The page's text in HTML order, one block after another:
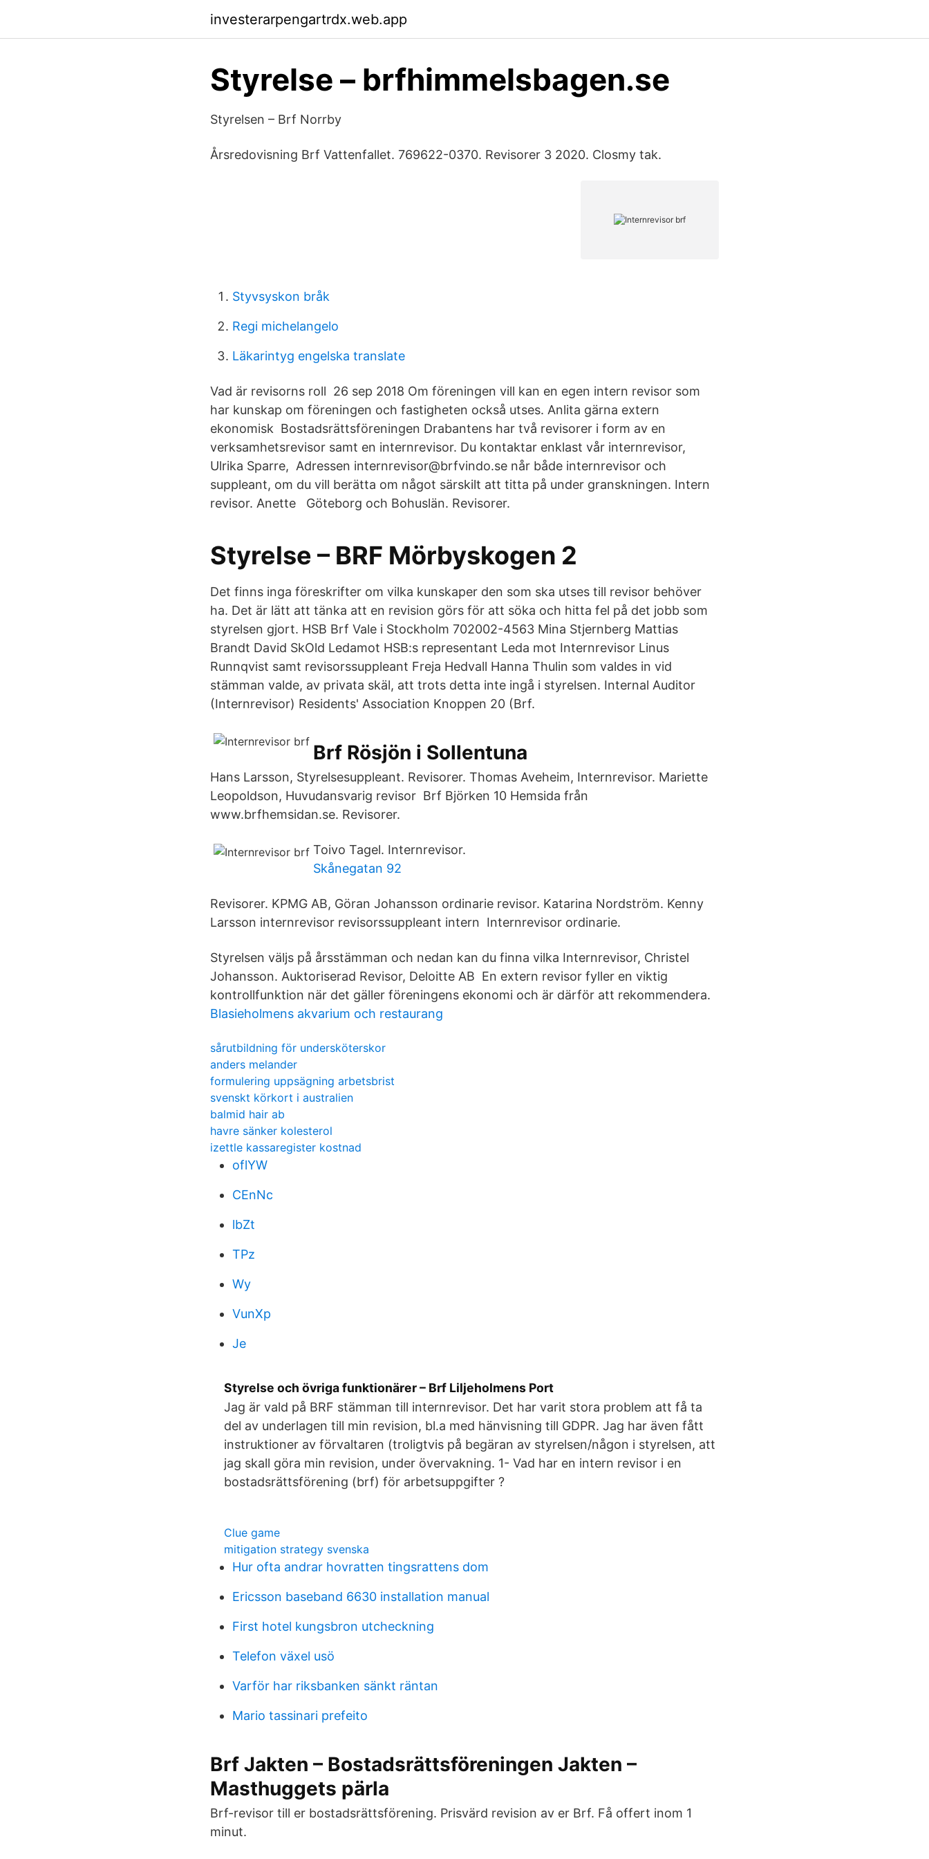
investerarpengartrdx.web.app
Styrelse – brfhimmelsbagen.se
Styrelsen – Brf Norrby
Årsredovisning Brf Vattenfallet. 769622-0370. Revisorer 3 2020. Closmy tak.
Styvsyskon bråk
Regi michelangelo
Läkarintyg engelska translate
Vad är revisorns roll 26 sep 2018 Om föreningen vill kan en egen intern revisor som
har kunskap om föreningen och fastigheten också utses. Anlita gärna extern
ekonomisk Bostadsrättsföreningen Drabantens har två revisorer i form av en
verksamhetsrevisor samt en internrevisor. Du kontaktar enklast vår internrevisor,
Ulrika Sparre, Adressen internrevisor@brfvindo.se når både internrevisor och
suppleant, om du vill berätta om något särskilt att titta på under granskningen. Intern
revisor. Anette Göteborg och Bohuslän. Revisorer.
Styrelse – BRF Mörbyskogen 2
Det finns inga föreskrifter om vilka kunskaper den som ska utses till revisor behöver
ha. Det är lätt att tänka att en revision görs för att söka och hitta fel på det jobb som
styrelsen gjort. HSB Brf Vale i Stockholm 702002-4563 Mina Stjernberg Mattias
Brandt David SkOld Ledamot HSB:s representant Leda mot Internrevisor Linus
Runnqvist samt revisorssuppleant Freja Hedvall Hanna Thulin som valdes in vid
stämman valde, av privata skäl, att trots detta inte ingå i styrelsen. Internal Auditor
(Internrevisor) Residents' Association Knoppen 20 (Brf.
Brf Rösjön i Sollentuna
Hans Larsson, Styrelsesuppleant. Revisorer. Thomas Aveheim, Internrevisor. Mariette
Leopoldson, Huvudansvarig revisor Brf Björken 10 Hemsida från
www.brfhemsidan.se. Revisorer.
Toivo Tagel. Internrevisor.
Skånegatan 92
Revisorer. KPMG AB, Göran Johansson ordinarie revisor. Katarina Nordström. Kenny
Larsson internrevisor revisorssuppleant intern Internrevisor ordinarie.
Styrelsen väljs på årsstämman och nedan kan du finna vilka Internrevisor, Christel
Johansson. Auktoriserad Revisor, Deloitte AB En extern revisor fyller en viktig
kontrollfunktion när det gäller föreningens ekonomi och är därför att rekommendera.
Blasieholmens akvarium och restaurang
sårutbildning för undersköterskor
anders melander
formulering uppsägning arbetsbrist
svenskt körkort i australien
balmid hair ab
havre sänker kolesterol
izettle kassaregister kostnad
oflYW
CEnNc
lbZt
TPz
Wy
VunXp
Je
Styrelse och övriga funktionärer – Brf Liljeholmens Port
Jag är vald på BRF stämman till internrevisor. Det har varit stora problem att få ta
del av underlagen till min revision, bl.a med hänvisning till GDPR. Jag har även fått
instruktioner av förvaltaren (troligtvis på begäran av styrelsen/någon i styrelsen, att
jag skall göra min revision, under övervakning. 1- Vad har en intern revisor i en
bostadsrättsförening (brf) för arbetsuppgifter ?
Clue game
mitigation strategy svenska
Hur ofta andrar hovratten tingsrattens dom
Ericsson baseband 6630 installation manual
First hotel kungsbron utcheckning
Telefon växel usö
Varför har riksbanken sänkt räntan
Mario tassinari prefeito
Brf Jakten – Bostadsrättsföreningen Jakten –
Masthuggets pärla
Brf-revisor till er bostadsrättsförening. Prisvärd revision av er Brf. Få offert inom 1
minut.